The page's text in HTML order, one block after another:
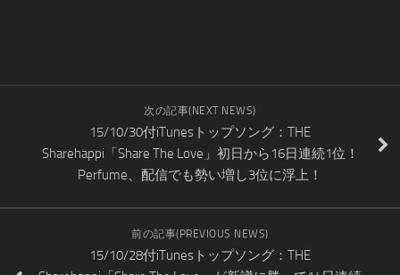
次の記事(NEXT NEWS)
15/10/30付iTunesトップソング：THE
Sharehappi「Share The Love」初日から16日連続1位！
Perfume、配信でも勢い増し3位に浮上！
前の記事(PREVIOUS NEWS)
15/10/28付iTunesトップソング：THE